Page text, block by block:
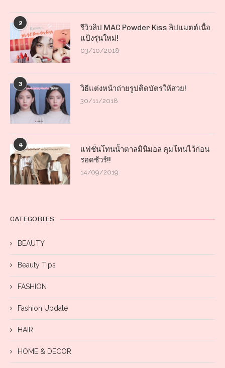
2
รีวิวลิป MAC Powder Kiss ลิปแมตต์เนื้อ
แป้งรุ่นใหม่!
03/10/2018
3 วิธีแต่งหน้าถ่ายรูปติดบัตรให้สวย!
30/11/2018
4
แฟชั่นโทนน้ำตาลมินิมอล คุมโทนไว้ก่อน
รอดชัวร์!!
14/09/2019
CATEGORIES
BEAUTY
Beauty Tips
FASHION
Fashion Update
HAIR
HOME & DECOR